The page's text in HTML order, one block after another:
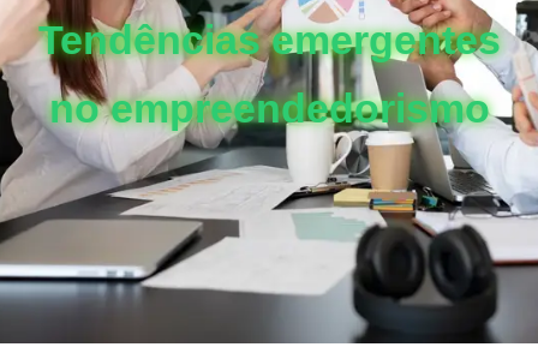
Tendências emergentes
no empreendedorismo